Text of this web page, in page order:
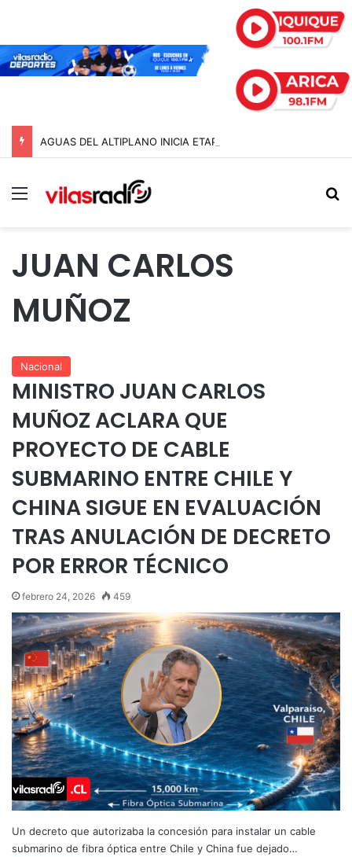
Menú
JUAN CARLOS
MUÑOZ
Nacional
MINISTRO JUAN CARLOS
MUÑOZ ACLARA QUE
PROYECTO DE CABLE
SUBMARINO ENTRE CHILE Y
CHINA SIGUE EN EVALUACIÓN
TRAS ANULACIÓN DE DECRETO
POR ERROR TÉCNICO
febrero 24, 2026 459
Un decreto que autorizaba la concesión para instalar un cable
submarino de fibra óptica entre Chile y China fue dejado…